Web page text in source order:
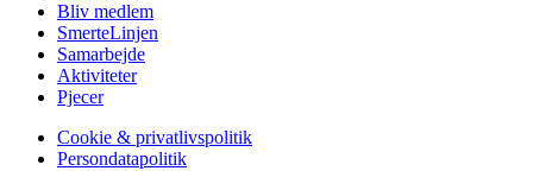
Bliv medlem
SmerteLinjen
Samarbejde
Aktiviteter
Pjecer
Cookie & privatlivspolitik
Persondatapolitik